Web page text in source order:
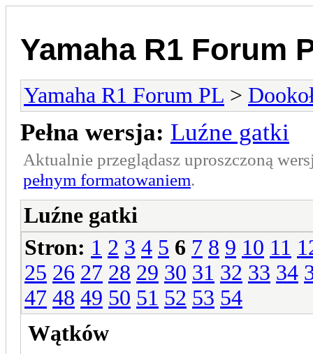
Yamaha R1 Forum
Yamaha R1 Forum PL >
Pełna wersja: Luźne gatki
Aktualnie przeglądasz uproszczoną
pełnym formatowaniem.
Luźne gatki
Stron: 1 2 3 4 5 6 7 8 9 10 11
25 26 27 28 29 30 31 32 33 34
47 48 49 50 51 52 53 54
Wątków